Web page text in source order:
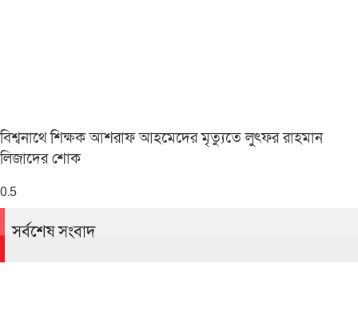
বিশ্বনাথে শিক্ষক আশরাফ আহমেদের মৃত্যুতে লুৎফর রাহমান
লিজাদের শোক
সর্বশেষ সংবাদ